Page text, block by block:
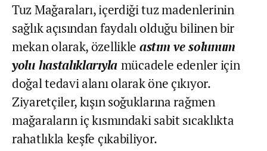
Tuz Mağaraları, içerdiği tuz madenlerinin
sağlık açısından faydalı olduğu bilinen bir
mekan olarak, özellikle astım ve solunum
yolu hastalıklarıyla mücadele edenler için
doğal tedavi alanı olarak öne çıkıyor.
Ziyaretçiler, kışın soğuklarına rağmen
mağaraların iç kısmındaki sabit sıcaklıkta
rahatlıkla keşfe çıkabiliyor.